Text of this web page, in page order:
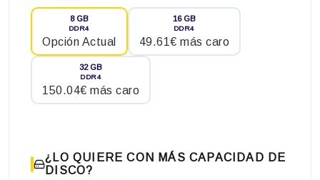
8 GB
DDR4
Opción Actual
16 GB
DDR4
49.61€ más caro
32 GB
DDR4
150.04€ más caro
¿LO QUIERE CON MÁS CAPACIDAD DE
DISCO?